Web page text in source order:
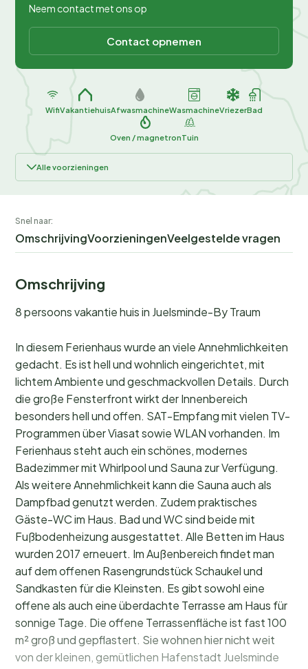
Neem contact met ons op
Contact opnemen
WifiVakantiehuisAfwasmachineWasmachineVriezerBad
Oven / magnetronTuin
Alle voorzieningen
Snel naar:
OmschrijvingVoorzieningenVeelgestelde vragen
Omschrijving
8 persoons vakantie huis in Juelsminde-By Traum
In diesem Ferienhaus wurde an viele Annehmlichkeiten
gedacht. Es ist hell und wohnlich eingerichtet, mit
lichtem Ambiente und geschmackvollen Details. Durch
die große Fensterfront wirkt der Innenbereich
besonders hell und offen. SAT-Empfang mit vielen TV-
Programmen über Viasat sowie WLAN vorhanden. Im
Ferienhaus steht auch ein schönes, modernes
Badezimmer mit Whirlpool und Sauna zur Verfügung.
Als weitere Annehmlichkeit kann die Sauna auch als
Dampfbad genutzt werden. Zudem praktisches
Gäste-WC im Haus. Bad und WC sind beide mit
Fußbodenheizung ausgestattet. Alle Betten im Haus
wurden 2017 erneuert. Im Außenbereich findet man
auf dem offenen Rasengrundstück Schaukel und
Sandkasten für die Kleinsten. Es gibt sowohl eine
offene als auch eine überdachte Terrasse am Haus für
sonnige Tage. Die offene Terrassenfläche ist fast 100
m² groß und gepflastert. Sie wohnen hier nicht weit
von der kleinen, gemütlichen Hafenstadt Juelsminde